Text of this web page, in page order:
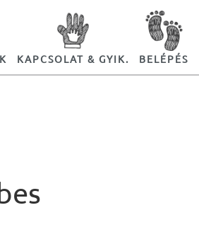
KAPCSOLAT & GYIK. BELÉPÉS